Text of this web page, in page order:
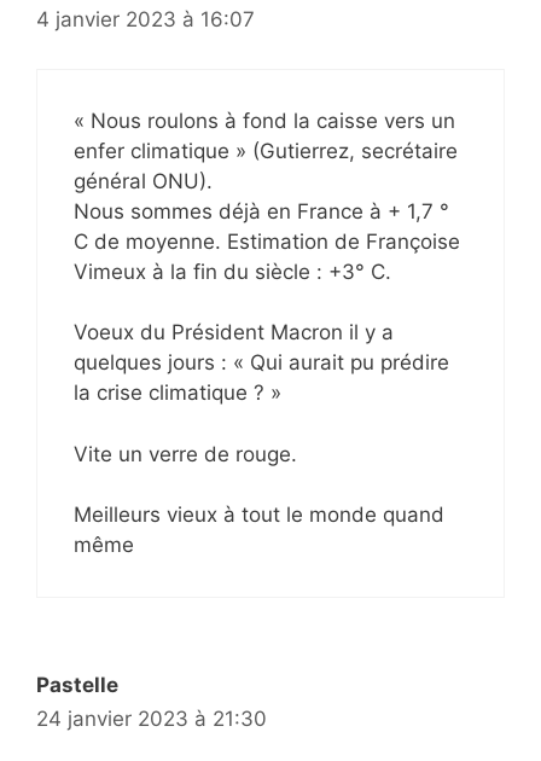
4 janvier 2023 à 16:07
« Nous roulons à fond la caisse vers un
enfer climatique » (Gutierrez, secrétaire
général ONU).
Nous sommes déjà en France à + 1,7 °
C de moyenne. Estimation de Françoise
Vimeux à la fin du siècle : +3° C.
Voeux du Président Macron il y a
quelques jours : « Qui aurait pu prédire
la crise climatique ? »
Vite un verre de rouge.
Meilleurs vieux à tout le monde quand
même
Pastelle
24 janvier 2023 à 21:30